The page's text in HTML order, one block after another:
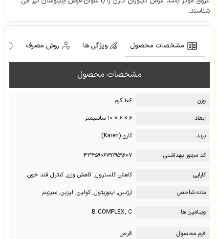
شناسند.
مشخصات محصول ویژگی ها روش مصرف
مشخصات محصول
وزن
۱۰۶ گرم
ابعاد
۶ × ۶ × ۱۰ سانتیمتر
برند
کارن (Karen)
کد مجوز بهداشتی ۴۳۴۵۹۰۶۷۹۲۹۵۹۶۰۷
کارایی
کاهش کلسترول, کاهش وزن, کنترل قند خون
ماده شاخص
آرژنین, اینوزیتول, کولین, لیزین, منیزیم
ویتامین ها B COMPLEX, C
فرم محصول قرص